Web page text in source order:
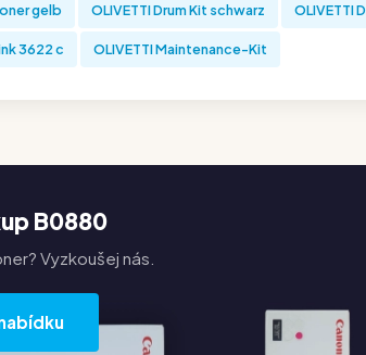
gelb OLIVETTI Drum Kit schwarz OLIVETTI
3622 c OLIVETTI Maintenance-Kit
B0880
Vyzkoušej nás.